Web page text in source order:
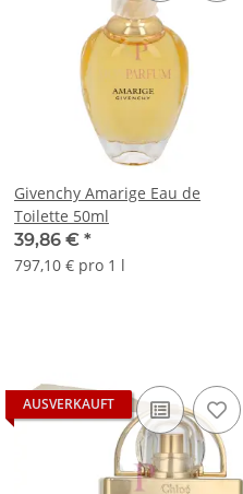
Givenchy Amarige Eau de
Toilette 50ml
39,86 € *
797,10 € pro 1 l
AUSVERKAUFT